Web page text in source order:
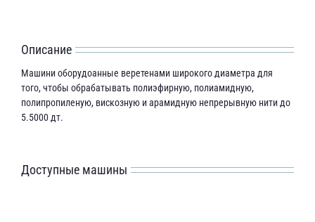
Описание
Машини оборудоанные веретенами широкого диаметра для
того, чтобы обрабатывать полиэфирную, полиамидную,
полипропиленую, вискозную и арамидную непрерывную нити до
5.5000 дт.
Доступные машины